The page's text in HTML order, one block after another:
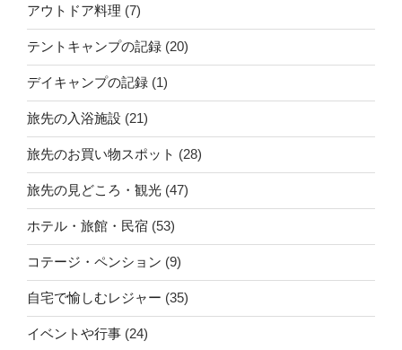
アウトドア料理 (7)
テントキャンプの記録 (20)
デイキャンプの記録 (1)
旅先の入浴施設 (21)
旅先のお買い物スポット (28)
旅先の見どころ・観光 (47)
ホテル・旅館・民宿 (53)
コテージ・ペンション (9)
自宅で愉しむレジャー (35)
イベントや行事 (24)